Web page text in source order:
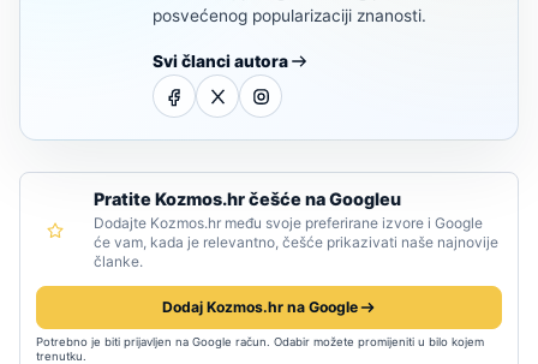
posvećenog popularizaciji znanosti.
Svi članci autora
Pratite Kozmos.hr češće na Googleu
Dodajte Kozmos.hr među svoje preferirane izvore i Google
će vam, kada je relevantno, češće prikazivati naše najnovije
članke.
Dodaj Kozmos.hr na Google
Potrebno je biti prijavljen na Google račun. Odabir možete promijeniti u bilo kojem
trenutku.